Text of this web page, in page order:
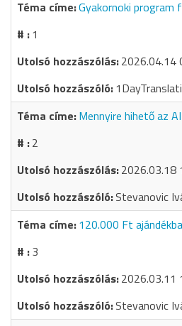
Gyakornoki program
1
2026.04.14
Mennyire hihető az
2
2026.03.18
Stevanovic
120.000 Ft
3
2026.03.11
Stevanovic